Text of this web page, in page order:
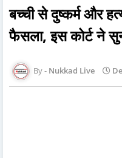
बच्ची से दुष्कर्म और
फैसला, इस कोर्ट ने
Nukkad Live